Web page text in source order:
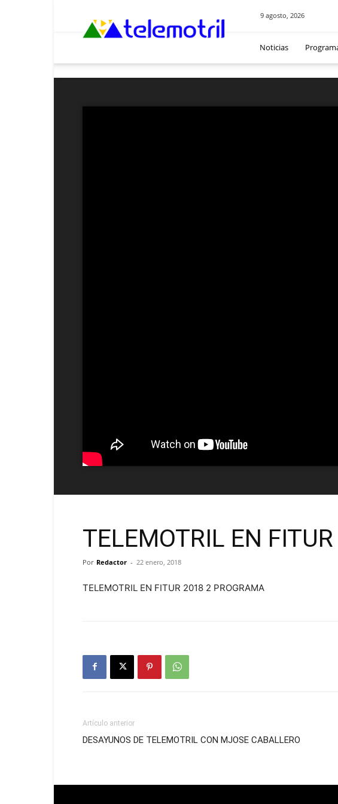
9 agosto, 2026
Noticias
TELEMOTRIL EN
Por Redactor - 22 enero, 2018
TELEMOTRIL EN FITUR 2018 2 PROGRAMA
Artículo anterior
DESAYUNOS DE TELEMOTRIL CON MJOSE CABALLERO